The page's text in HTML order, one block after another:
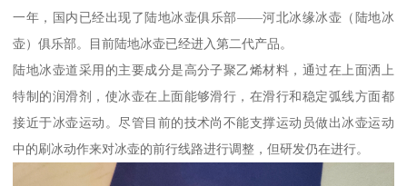
一年，国内已经出现了陆地冰壶俱乐部——河北冰缘冰壶（陆地冰
壶）俱乐部。目前陆地冰壶已经进入第二代产品。
陆地冰壶道采用的主要成分是高分子聚乙烯材料，通过在上面洒上
特制的润滑剂，使冰壶在上面能够滑行，在滑行和稳定弧线方面都
接近于冰壶运动。尽管目前的技术尚不能支撑运动员做出冰壶运动
中的刷冰动作来对冰壶的前行线路进行调整，但研发仍在进行。